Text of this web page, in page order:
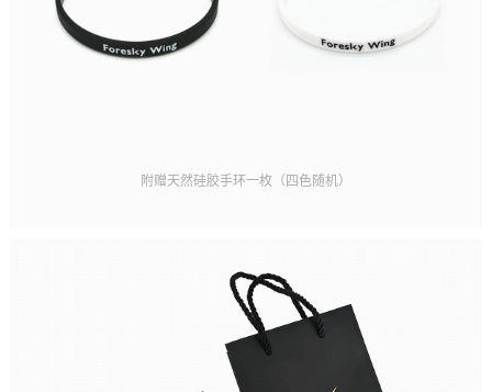
附赠天然硅胶手环一枚（四色随机）